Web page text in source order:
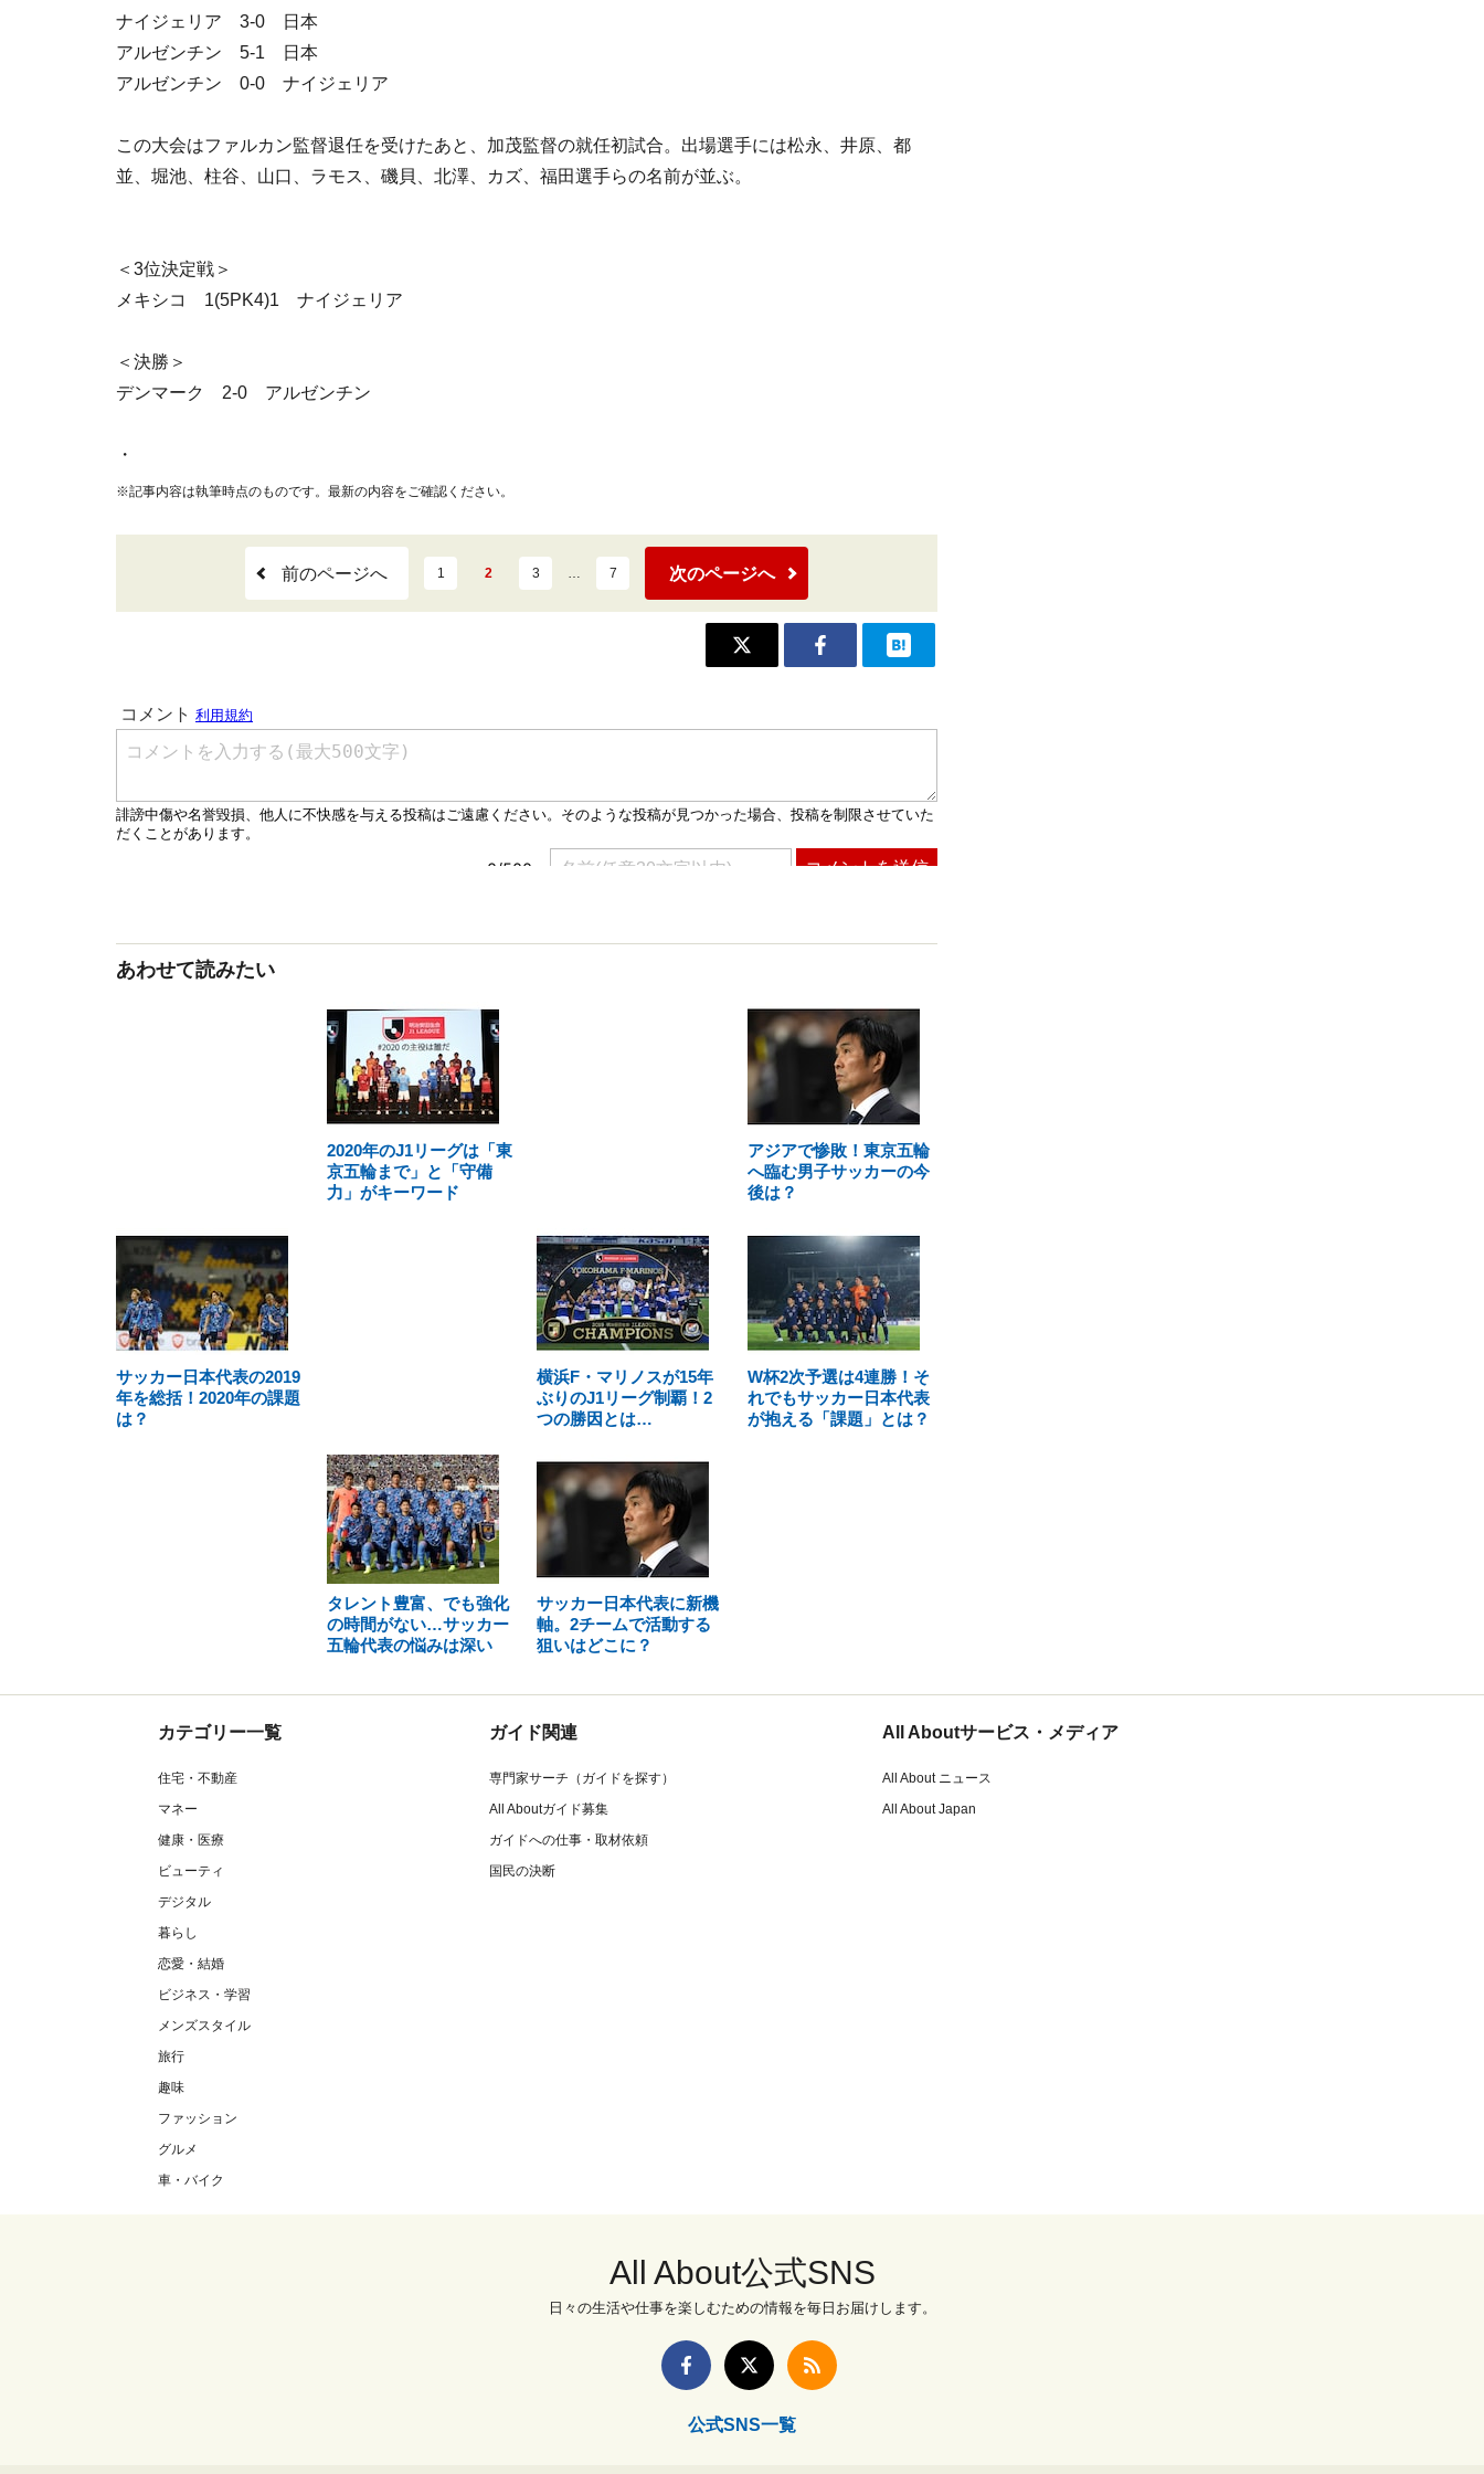
ナイジェリア 3-0 日本
アルゼンチン 5-1 日本
アルゼンチン 0-0 ナイジェリア
この大会はファルカン監督退任を受けたあと、加茂監督の就任初試合。出場選手には松永、井原、都
並、堀池、柱谷、山口、ラモス、磯貝、北澤、カズ、福田選手らの名前が並ぶ。
＜3位決定戦＞
メキシコ 1(5PK4)1 ナイジェリア
＜決勝＞
デンマーク 2-0 アルゼンチン
・
※記事内容は執筆時点のものです。最新の内容をご確認ください。
前のページへ 1 2 3 … 7 次のページへ
あわせて読みたい
2020年のJ1リーグは「東
京五輪まで」と「守備
力」がキーワード
アジアで惨敗！東京五輪
へ臨む男子サッカーの今
後は？
サッカー日本代表の2019
年を総括！2020年の課題
は？
横浜F・マリノスが15年
ぶりのJ1リーグ制覇！2
つの勝因とは…
W杯2次予選は4連勝！そ
れでもサッカー日本代表
が抱える「課題」とは？
タレント豊富、でも強化
の時間がない…サッカー
五輪代表の悩みは深い
サッカー日本代表に新機
軸。2チームで活動する
狙いはどこに？
カテゴリー一覧
住宅・不動産
マネー
健康・医療
ビューティ
デジタル
暮らし
恋愛・結婚
ビジネス・学習
メンズスタイル
旅行
趣味
ファッション
グルメ
車・バイク
ガイド関連
専門家サーチ（ガイドを探す）
All Aboutガイド募集
ガイドへの仕事・取材依頼
国民の決断
All Aboutサービス・メディア
All About ニュース
All About Japan
All About公式SNS
日々の生活や仕事を楽しむための情報を毎日お届けします。
公式SNS一覧